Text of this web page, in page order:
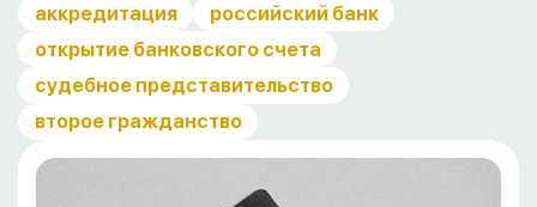
аккредитация
российский банк
открытие банковского счета
судебное представительство
второе гражданство